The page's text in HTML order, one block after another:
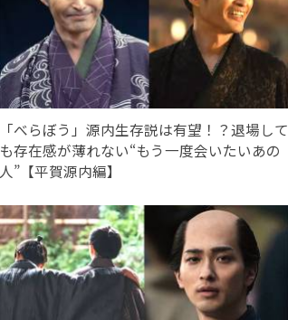
「べらぼう」源内生存説は有望！？退場して
も存在感が薄れない“もう一度会いたいあの
人”【平賀源内編】